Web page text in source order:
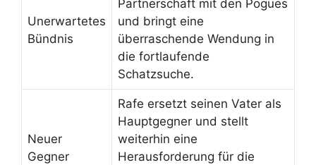
Unerwartetes
Bündnis
Partnerschaft mit den Pogues
und bringt eine
überraschende Wendung in
die fortlaufende
Schatzsuche.
Neuer
Gegner
Rafe ersetzt seinen Vater als
Hauptgegner und stellt
weiterhin eine
Herausforderung für die